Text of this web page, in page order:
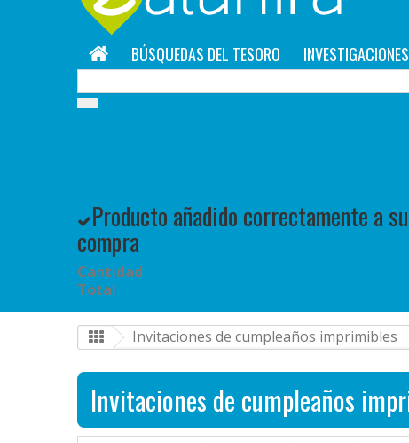
BÚSQUEDAS DEL TESORO
Producto añadido correctamente a
compra
Cantidad
Total
Invitaciones de cumpleaños imprimibles
Invitaciones de cumpleaños